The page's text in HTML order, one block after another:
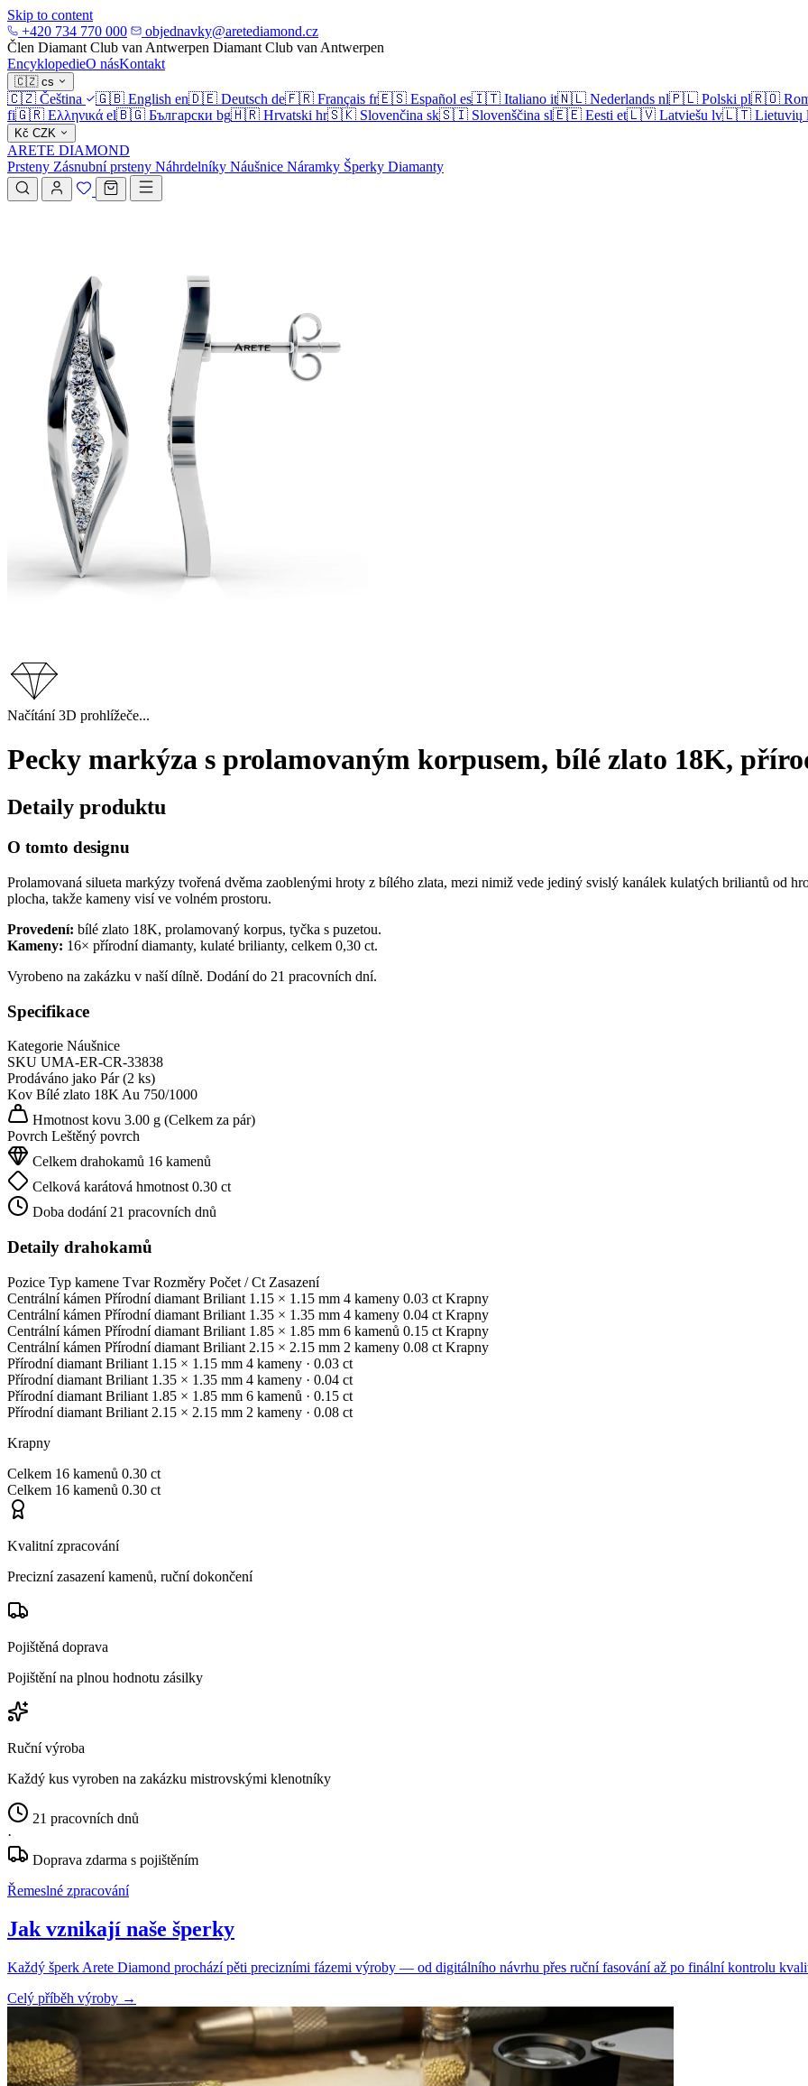
Skip to content
+420 734 770 000
objednavky@aretediamond.cz
Člen Diamant Club van Antwerpen Diamant Club van Antwerpen
EncyklopedieO násKontakt
🇨🇿 cs
🇨🇿 Čeština 🇬🇧 English en🇩🇪 Deutsch de🇫🇷 Français fr🇪🇸 Español es🇮🇹 Italiano it🇳🇱 Nederlands nl🇵🇱 Polski pl🇷🇴
fi🇬🇷 Ελληνικά el🇧🇬 Български bg🇭🇷 Hrvatski hr🇸🇰 Slovenčina sk🇸🇮 Slovenščina sl🇪🇪 Eesti et🇱🇻 Latviešu lv🇱🇹 Lietuvių
Kč CZK
ARETE DIAMOND
Prsteny Zásnubní prsteny Náhrdelníky Náušnice Náramky Šperky Diamanty
Načítání 3D prohlížeče...
Pecky markýza s prolamovaným korpusem, bílé zlato 18K,
Detaily produktu
O tomto designu
Prolamovaná silueta markýzy tvořená dvěma zaoblenými hroty z bílého zlata, mezi nimiž vede jediný svislý kanálek kulatých briliantů od
plocha, takže kameny visí ve volném prostoru.
Provedení: bílé zlato 18K, prolamovaný korpus, tyčka s puzetou.
Kameny: 16× přírodní diamanty, kulaté brilianty, celkem 0,30 ct.
Vyrobeno na zakázku v naší dílně. Dodání do 21 pracovních dní.
Specifikace
Kategorie Náušnice
SKU UMA-ER-CR-33838
Prodáváno jako Pár (2 ks)
Kov Bílé zlato 18KAu 750/1000
Hmotnost kovu 3.00 g (Celkem za pár)
Povrch Leštěný povrch
Celkem drahokamů 16 kamenů
Celková karátová hmotnost 0.30 ct
Doba dodání 21 pracovních dnů
Detaily drahokamů
Pozice Typ kamene Tvar Rozměry Počet / Ct Zasazení
Centrální kámen Přírodní diamant Briliant 1.15 × 1.15 mm 4 kameny 0.03 ct Krapny
Centrální kámen Přírodní diamant Briliant 1.35 × 1.35 mm 4 kameny 0.04 ct Krapny
Centrální kámen Přírodní diamant Briliant 1.85 × 1.85 mm 6 kamenů 0.15 ct Krapny
Centrální kámen Přírodní diamant Briliant 2.15 × 2.15 mm 2 kameny 0.08 ct Krapny
Přírodní diamant Briliant 1.15 × 1.15 mm 4 kameny · 0.03 ct
Přírodní diamant Briliant 1.35 × 1.35 mm 4 kameny · 0.04 ct
Přírodní diamant Briliant 1.85 × 1.85 mm 6 kamenů · 0.15 ct
Přírodní diamant Briliant 2.15 × 2.15 mm 2 kameny · 0.08 ct
Krapny
Celkem 16 kamenů 0.30 ct
Celkem 16 kamenů 0.30 ct
Kvalitní zpracování
Precizní zasazení kamenů, ruční dokončení
Pojištěná doprava
Pojištění na plnou hodnotu zásilky
Ruční výroba
Každý kus vyroben na zakázku mistrovskými klenotníky
21 pracovních dnů
·
Doprava zdarma s pojištěním
Řemeslné zpracování
Jak vznikají naše šperky
Každý šperk Arete Diamond prochází pěti precizními fázemi výroby — od digitálního návrhu přes ruční fasování až po finální kontrolu
Celý příběh výroby →